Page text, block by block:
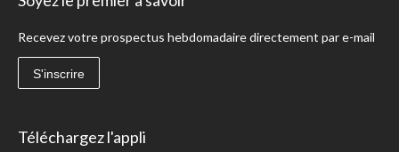
Recevez votre prospectus hebdomadaire directement par e-mail
S'inscrire
Téléchargez l'appli